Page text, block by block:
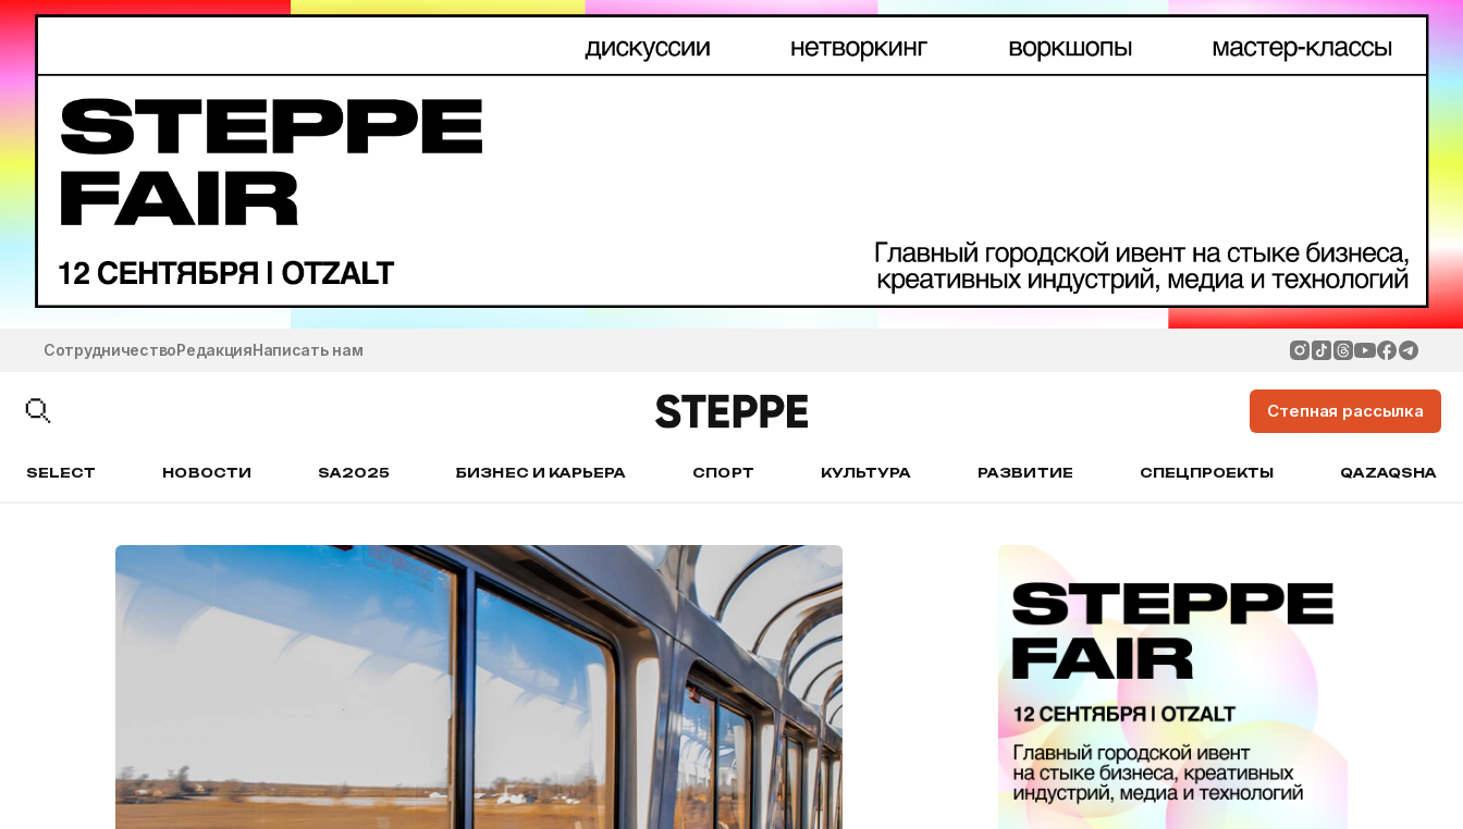
СотрудничествоРедакцияНаписать нам
Степная рассылка
SELECT НОВОСТИ SA2025 БИЗНЕС И КАРЬЕРА СПОРТ КУЛЬТУРА РАЗВИТИЕ СПЕЦПРОЕКТЫ QAZAQSHA